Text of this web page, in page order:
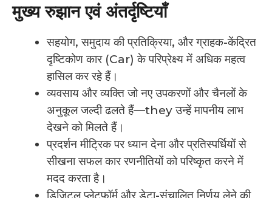
मुख्य रुझान एवं अंतर्दृष्टियाँ
सहयोग, समुदाय की प्रतिक्रिया, और ग्राहक-केंद्रित
दृष्टिकोण कार (Car) के परिप्रेक्ष्य में अधिक महत्व
हासिल कर रहे हैं।
व्यवसाय और व्यक्ति जो नए उपकरणों और चैनलों के
अनुकूल जल्दी ढलते हैं—they उन्हें मापनीय लाभ
देखने को मिलते हैं।
प्रदर्शन मीट्रिक पर ध्यान देना और प्रतिस्पर्धियों से
सीखना सफल कार रणनीतियों को परिष्कृत करने में
मदद करता है।
डिजिटल प्लेटफ़ॉर्म और डेटा-संचालित निर्णय लेने की